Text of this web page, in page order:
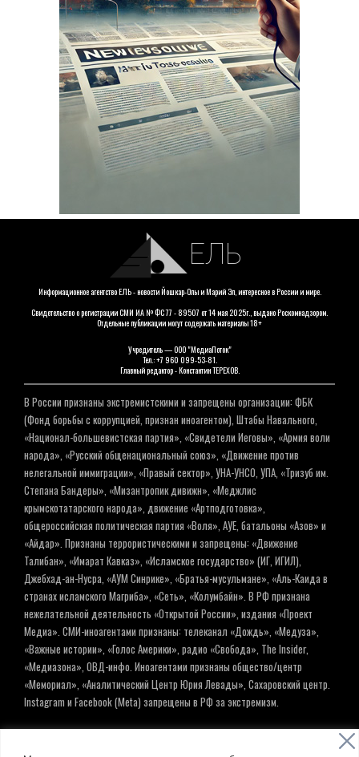
ЕЛЬ
Информационное агентство ЕЛЬ - новости Йошкар-Олы и Марий Эл, интересное в России и мире.
Свидетельство о регистрации СМИ ИА № ФС 77 - 89507 от 14 мая 2025г., выдано Роскомнадзором.
Отдельные публикации могут содержать материалы 18+
Учредитель — ООО "МедиаПоток"
Тел.: +7 960 099-53-81.
Главный редактор - Константин ТЕРЕХОВ.
В России признаны экстремистскими и запрещены организации: ФБК
(Фонд борьбы с коррупцией, признан иноагентом), Штабы Навального,
«Национал-большевистская партия», «Свидетели Иеговы», «Армия воли
народа», «Русский общенациональный союз», «Движение против
нелегальной иммиграции», «Правый сектор», УНА-УНСО, УПА, «Тризуб им.
Степана Бандеры», «Мизантропик дивижн», «Меджлис
крымскотатарского народа», движение «Артподготовка»,
общероссийская политическая партия «Воля», АУЕ, батальоны «Азов» и
«Айдар». Признаны террористическими и запрещены: «Движение
Талибан», «Имарат Кавказ», «Исламское государство» (ИГ, ИГИЛ),
Джебхад-ан-Нусра, «АУМ Синрике», «Братья-мусульмане», «Аль-Каида в
странах исламского Магриба», «Сеть», «Колумбайн». В РФ признана
нежелательной деятельность «Открытой России», издания «Проект
Медиа». СМИ-иноагентами признаны: телеканал «Дождь», «Медуза»,
«Важные истории», «Голос Америки», радио «Свобода», The Insider,
«Медиазона», ОВД-инфо. Иноагентами признаны общество/центр
«Мемориал», «Аналитический Центр Юрия Левады», Сахаровский центр.
Instagram и Facebook (Metа) запрещены в РФ за экстремизм.